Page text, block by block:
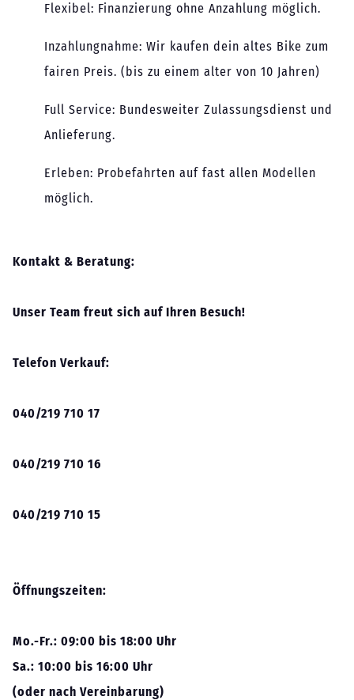
Flexibel: Finanzierung ohne Anzahlung möglich.
Inzahlungnahme: Wir kaufen dein altes Bike zum
fairen Preis. (bis zu einem alter von 10 Jahren)
Full Service: Bundesweiter Zulassungsdienst und
Anlieferung.
Erleben: Probefahrten auf fast allen Modellen
möglich.
Kontakt & Beratung:
Unser Team freut sich auf Ihren Besuch!
Telefon Verkauf:
040/219 710 17
040/219 710 16
040/219 710 15
Öffnungszeiten:
Mo.-Fr.: 09:00 bis 18:00 Uhr
Sa.: 10:00 bis 16:00 Uhr
(oder nach Vereinbarung)